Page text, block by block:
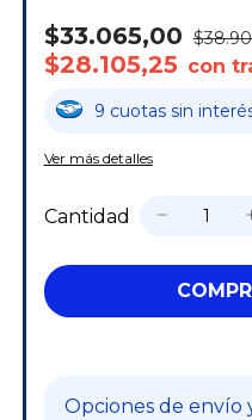
$33.065,00
$28.105,25 con
9 cuotas sin
Ver más detalles
Cantidad
Opciones de envío